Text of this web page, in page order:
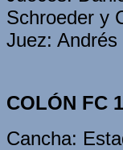
Schroeder y
Juez:
COLÓN FC
Cancha: